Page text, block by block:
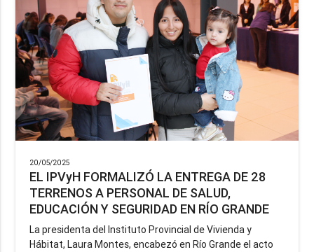
20/05/2025
EL IPVyH FORMALIZÓ LA ENTREGA DE 28
TERRENOS A PERSONAL DE SALUD,
EDUCACIÓN Y SEGURIDAD EN RÍO GRANDE
La presidenta del Instituto Provincial de Vivienda y
Hábitat, Laura Montes, encabezó en Río Grande el acto